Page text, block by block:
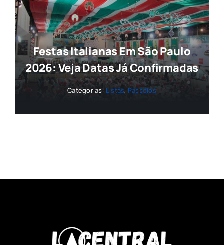
Festas Italianas Em São Paulo
2026: Veja Datas Já Confirmadas
Categorias: Listas, Passeios